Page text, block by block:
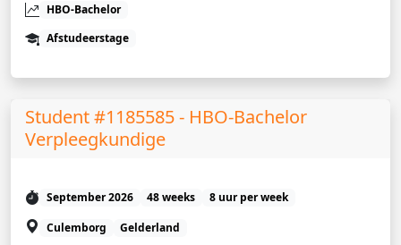
HBO-Bachelor
Afstudeerstage
Student #1185585 - HBO-Bachelor
Verpleegkundige
September 2026 48 weeks
8 uur per week
Culemborg
Gelderland